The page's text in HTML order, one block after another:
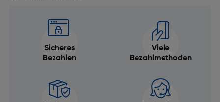
Sicheres
Bezahlen
Viele
Bezahlmethoden